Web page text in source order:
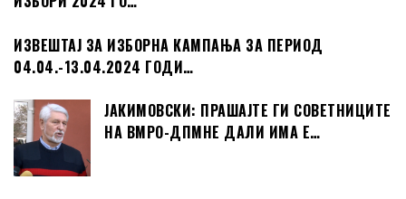
ИЗВЕШТАЈ ЗА ИЗБОРНА КАМПАЊА ЗА ПЕРИОД
04.04.-13.04.2024 ГОДИ…
ЈАКИМОВСКИ: ПРАШАЈТЕ ГИ СОВЕТНИЦИТЕ
НА ВМРО-ДПМНЕ ДАЛИ ИМА Е…